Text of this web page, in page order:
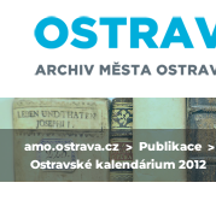
amo.ostrava.cz > Publikace >
Ostravské kalendárium 2012